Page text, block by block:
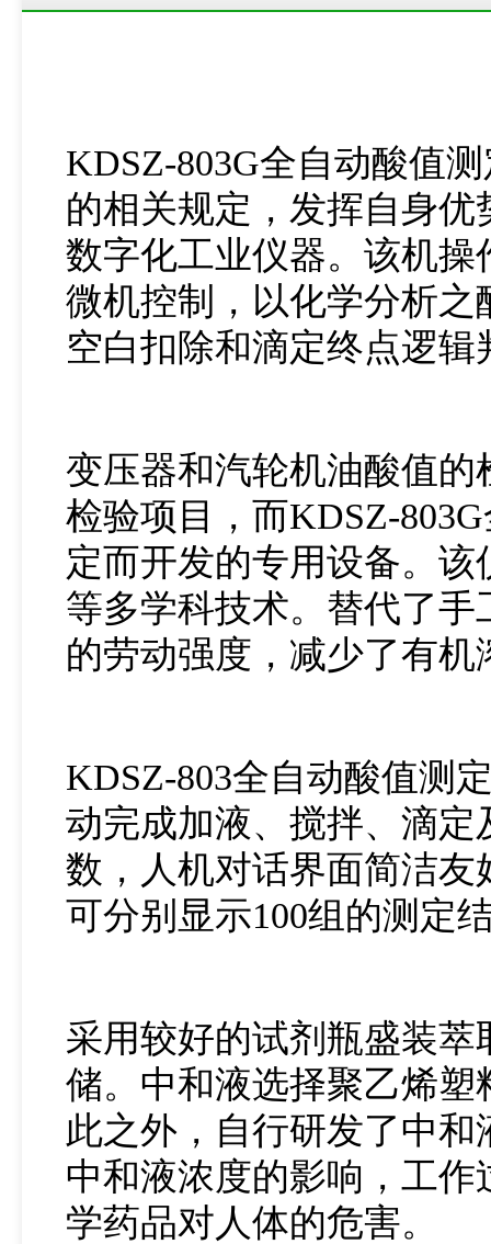
KDSZ-803G全自动酸值
的相关规定，发挥自身
数字化工业仪器。该机
微机控制，以化学分析
空白扣除和滴定终点逻
变压器和汽轮机油酸值
检验项目，而KDSZ-
定而开发的专用设备。
等多学科技术。替代了
的劳动强度，减少了有
KDSZ-803全自动酸值测
动完成加液、搅拌、滴
数，人机对话界面简洁
可分别显示100组的测定
采用较好的试剂瓶盛装
储。中和液选择聚乙烯
此之外，自行研发了中
中和液浓度的影响，工
学药品对人体的危害。